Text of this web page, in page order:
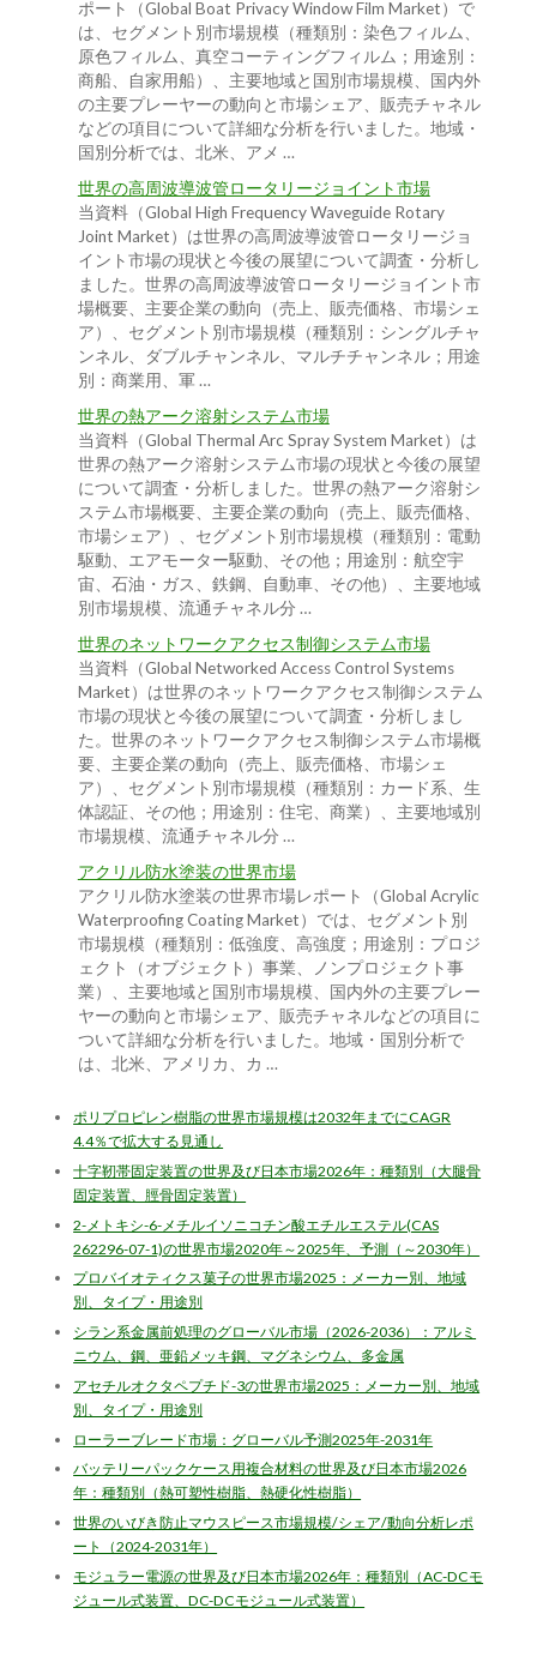
ポート（Global Boat Privacy Window Film Market）で
は、セグメント別市場規模（種類別：染色フィルム、
原色フィルム、真空コーティングフィルム；用途別：
商船、自家用船）、主要地域と国別市場規模、国内外
の主要プレーヤーの動向と市場シェア、販売チャネル
などの項目について詳細な分析を行いました。地域・
国別分析では、北米、アメ …
世界の高周波導波管ロータリージョイント市場
当資料（Global High Frequency Waveguide Rotary
Joint Market）は世界の高周波導波管ロータリージョ
イント市場の現状と今後の展望について調査・分析し
ました。世界の高周波導波管ロータリージョイント市
場概要、主要企業の動向（売上、販売価格、市場シェ
ア）、セグメント別市場規模（種類別：シングルチャ
ンネル、ダブルチャンネル、マルチチャンネル；用途
別：商業用、軍 …
世界の熱アーク溶射システム市場
当資料（Global Thermal Arc Spray System Market）は
世界の熱アーク溶射システム市場の現状と今後の展望
について調査・分析しました。世界の熱アーク溶射シ
ステム市場概要、主要企業の動向（売上、販売価格、
市場シェア）、セグメント別市場規模（種類別：電動
駆動、エアモーター駆動、その他；用途別：航空宇
宙、石油・ガス、鉄鋼、自動車、その他）、主要地域
別市場規模、流通チャネル分 …
世界のネットワークアクセス制御システム市場
当資料（Global Networked Access Control Systems
Market）は世界のネットワークアクセス制御システム
市場の現状と今後の展望について調査・分析しまし
た。世界のネットワークアクセス制御システム市場概
要、主要企業の動向（売上、販売価格、市場シェ
ア）、セグメント別市場規模（種類別：カード系、生
体認証、その他；用途別：住宅、商業）、主要地域別
市場規模、流通チャネル分 …
アクリル防水塗装の世界市場
アクリル防水塗装の世界市場レポート（Global Acrylic
Waterproofing Coating Market）では、セグメント別
市場規模（種類別：低強度、高強度；用途別：プロジ
ェクト（オブジェクト）事業、ノンプロジェクト事
業）、主要地域と国別市場規模、国内外の主要プレー
ヤーの動向と市場シェア、販売チャネルなどの項目に
ついて詳細な分析を行いました。地域・国別分析で
は、北米、アメリカ、カ …
ポリプロピレン樹脂の世界市場規模は2032年までにCAGR
4.4％で拡大する見通し
十字靭帯固定装置の世界及び日本市場2026年：種類別（大腿骨
固定装置、脛骨固定装置）
2-メトキシ-6-メチルイソニコチン酸エチルエステル(CAS
262296-07-1)の世界市場2020年～2025年、予測（～2030年）
プロバイオティクス菓子の世界市場2025：メーカー別、地域
別、タイプ・用途別
シラン系金属前処理のグローバル市場（2026-2036）：アルミ
ニウム、鋼、亜鉛メッキ鋼、マグネシウム、多金属
アセチルオクタペプチド-3の世界市場2025：メーカー別、地域
別、タイプ・用途別
ローラーブレード市場：グローバル予測2025年-2031年
バッテリーパックケース用複合材料の世界及び日本市場2026
年：種類別（熱可塑性樹脂、熱硬化性樹脂）
世界のいびき防止マウスピース市場規模/シェア/動向分析レポ
ート（2024-2031年）
モジュラー電源の世界及び日本市場2026年：種類別（AC-DCモ
ジュール式装置、DC-DCモジュール式装置）